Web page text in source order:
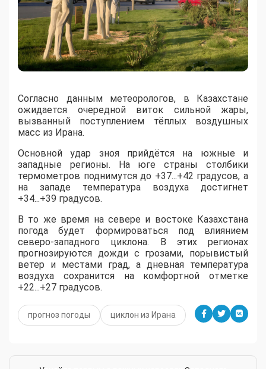
Согласно данным метеорологов, в Казахстане
ожидается очередной виток сильной жары,
вызванный поступлением тёплых воздушных
масс из Ирана.
​Основной удар зноя прийдётся на южные и
западные регионы. На юге страны столбики
термометров поднимутся до +37...+42 градусов, а
на западе температура воздуха достигнет
+34...+39 градусов.
​В то же время на севере и востоке Казахстана
погода будет формироваться под влиянием
северо-западного циклона. В этих регионах
прогнозируются дожди с грозами, порывистый
ветер и местами град, а дневная температура
воздуха сохранится на комфортной отметке
+22...+27 градусов.
прогноз погоды циклон из Ирана